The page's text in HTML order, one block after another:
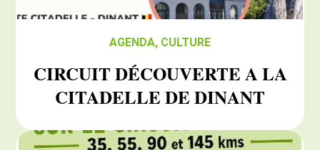
AGENDA, CULTURE
CIRCUIT DÉCOUVERTE A LA
CITADELLE DE DINANT